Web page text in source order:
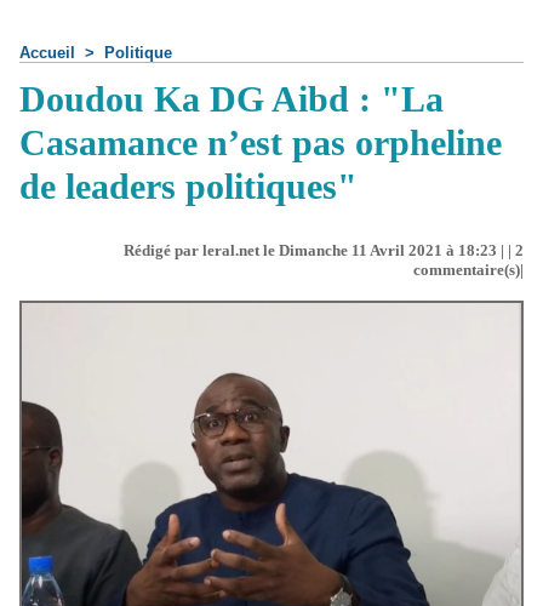
Accueil > Politique
Doudou Ka DG Aibd : "La
Casamance n’est pas orpheline
de leaders politiques"
Rédigé par leral.net le Dimanche 11 Avril 2021 à 18:23 | | 2
commentaire(s)|